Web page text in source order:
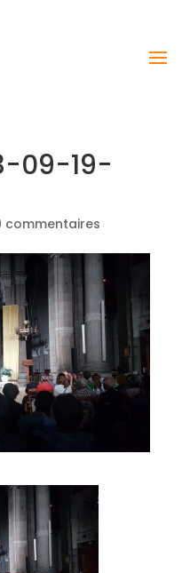
09-19-
commentaires